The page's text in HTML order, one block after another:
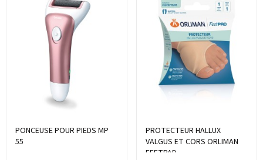
PONCEUSE POUR PIEDS MP
55
PROTECTEUR HALLUX
VALGUS ET CORS ORLIMAN
FEETPAD